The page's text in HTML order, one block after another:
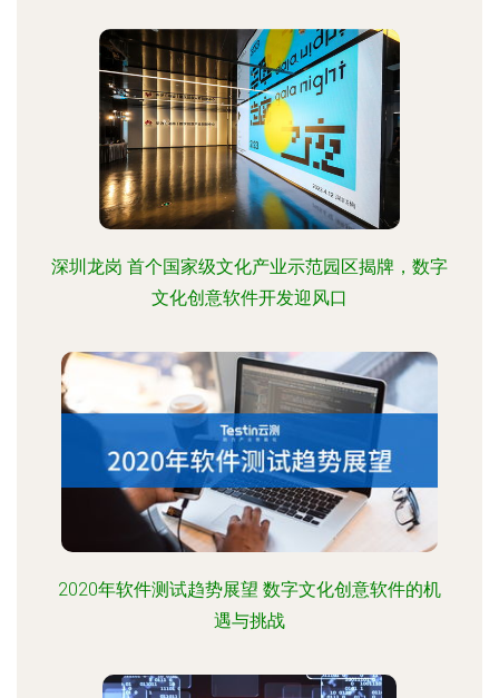
深圳龙岗 首个国家级文化产业示范园区揭牌，数字
文化创意软件开发迎风口
2020年软件测试趋势展望 数字文化创意软件的机
遇与挑战